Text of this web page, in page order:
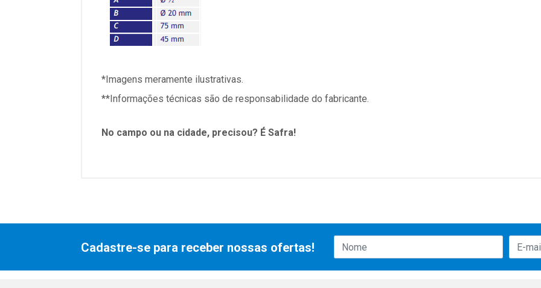
*Imagens meramente ilustrativas.
**Informações técnicas são de responsabilidade do fabricante.
No campo ou na cidade, precisou? É Safra!
Cadastre-se para receber nossas ofertas!